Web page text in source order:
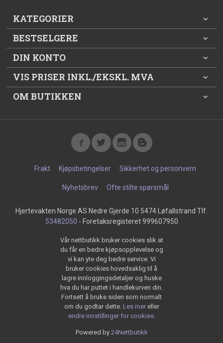
KATEGORIER
BESTSELGERE
DIN KONTO
VIS PRISER INKL./EKSKL. MVA
OM BUTIKKEN
Frakt Kjøpsbetingelser Sikkerhet og personvern
Nyhetsbrev Ofte stilte spørsmål
Hjertevakten Norge AS Nedre Gjerde 10 5474 Løfallstrand Tlf.
53482050 - Foretaksregisteret 999607950
Vår nettbutikk bruker cookies slik at
du får en bedre kjøpsopplevelse og
vi kan yte deg bedre service. Vi
bruker cookies hovedsaklig til å
lagre innloggingsdetaljer og huske
hva du har puttet i handlekurven din.
Fortsett å bruke siden som normalt
om du godtar dette. Les mer eller
endre innstillinger for cookies.
Powered by 24Nettbutikk